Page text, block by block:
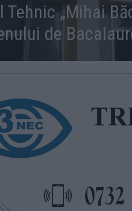
„Mihai
de